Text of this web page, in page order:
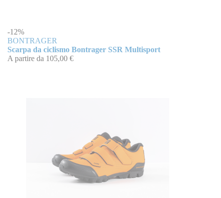
-12%
BONTRAGER
Scarpa da ciclismo Bontrager SSR Multisport
A partire da 105,00 €